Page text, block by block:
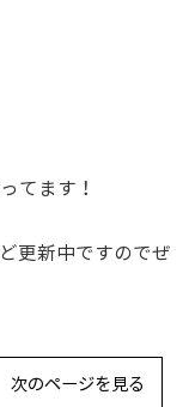
てます！
更新中ですのでぜ
次のページを見る